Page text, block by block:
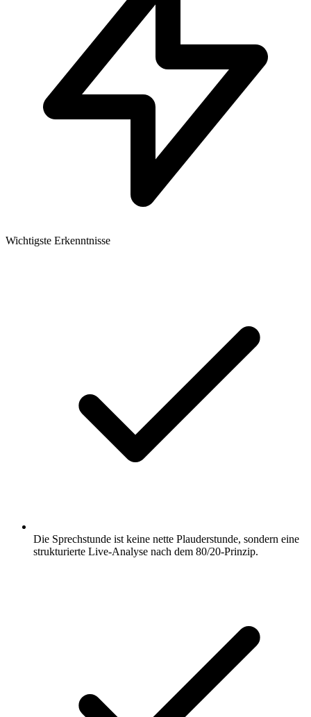
Wichtigste Erkenntnisse
Die Sprechstunde ist keine nette Plauderstunde, sondern eine
strukturierte Live-Analyse nach dem 80/20-Prinzip.